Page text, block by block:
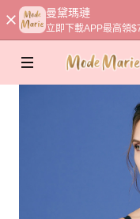
曼黛瑪璉
立即下載APP最高領